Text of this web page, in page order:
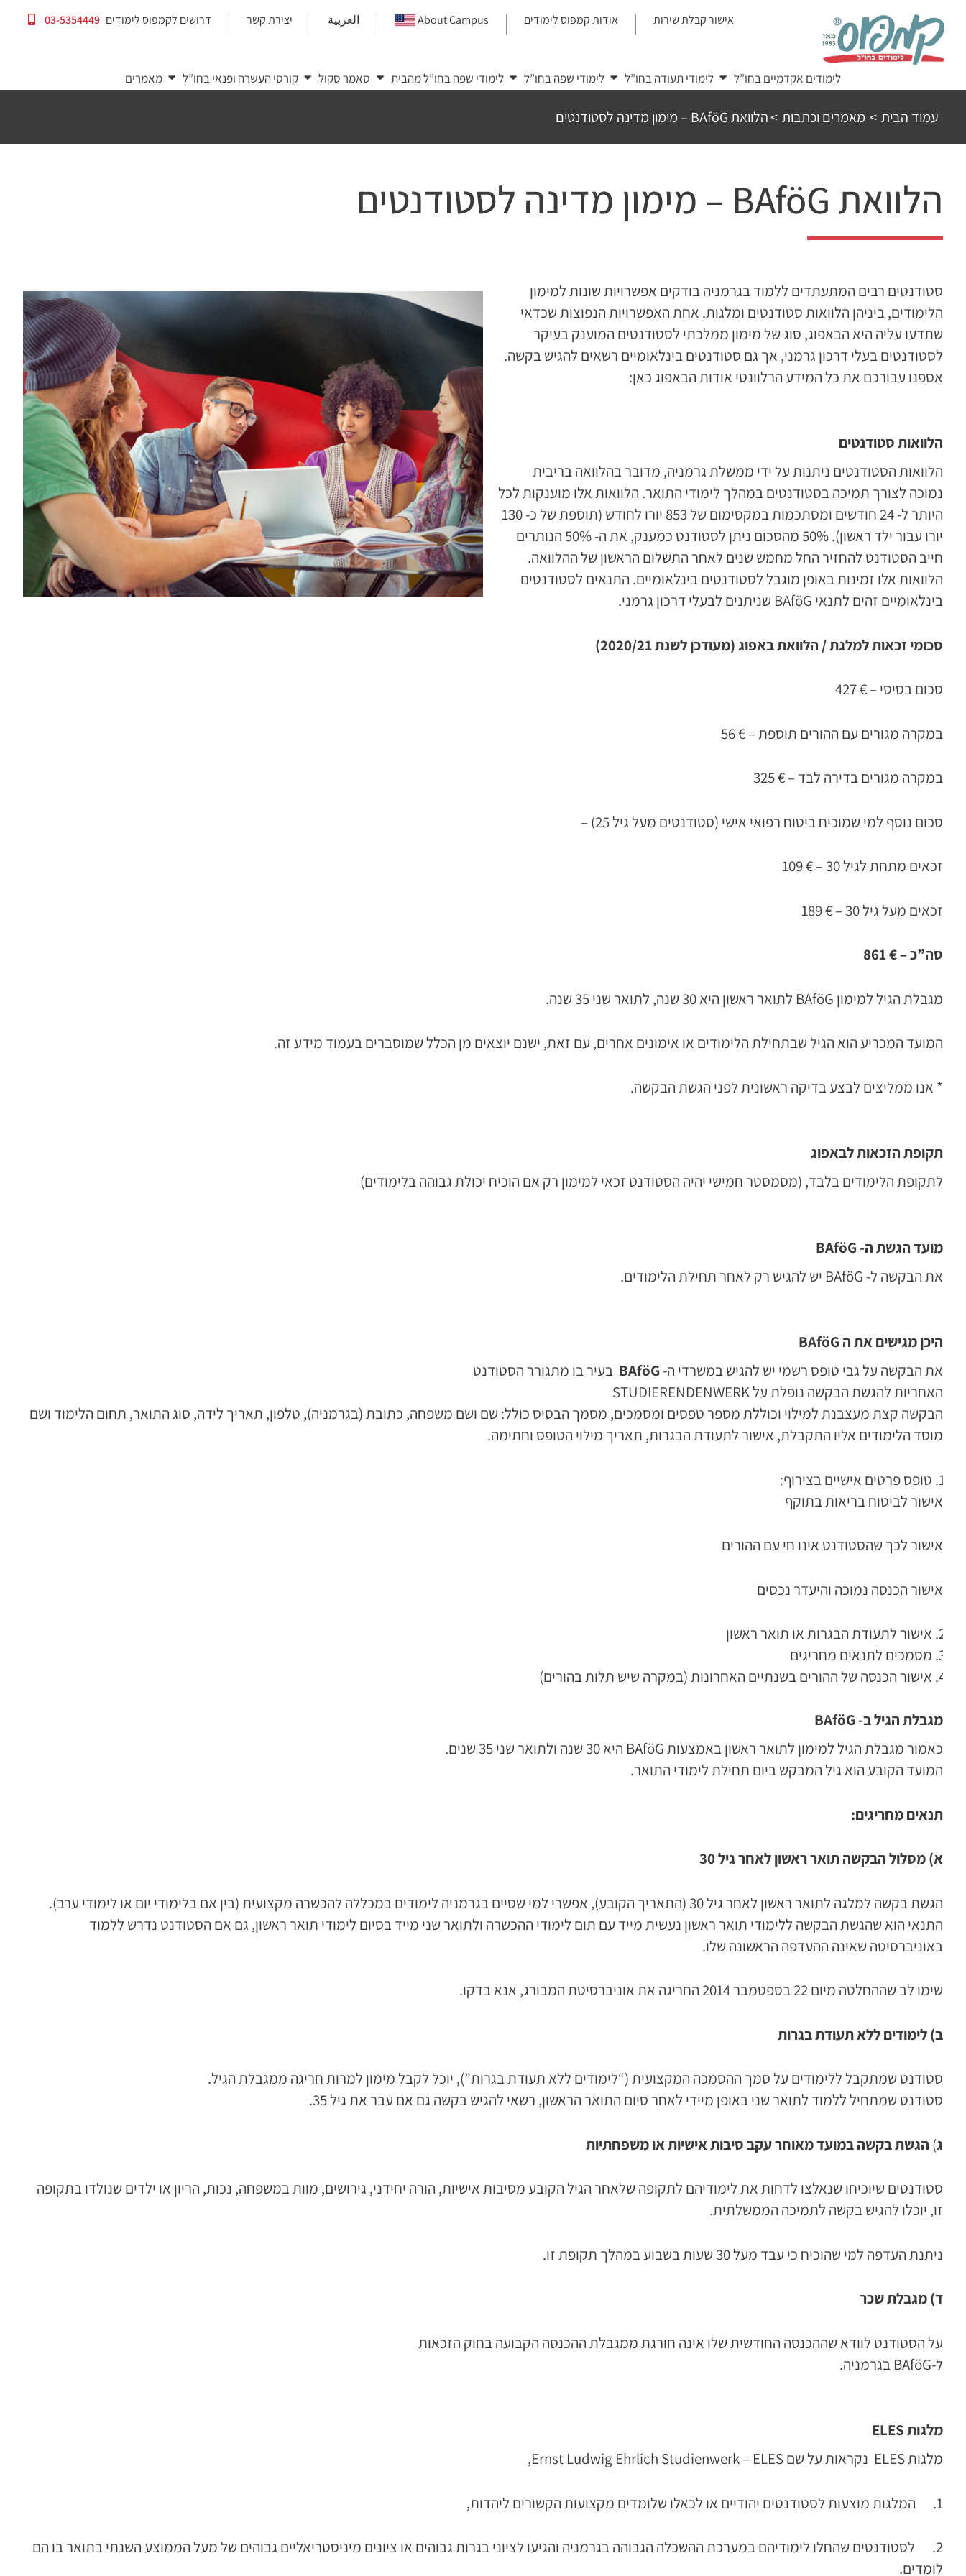
content
03-5354449 דרושים לקמפוס לימודים יצירת קשר العربية About Campus אודות קמפוס לימודים אישור קבלת שירות
לימודים אקדמיים בחו”ל לימודי תעודה בחו”ל לימודי שפה בחו”ל לימודי שפה בחו”ל מהבית סאמר סקול קורסי העשרה ופנאי בחו”ל מאמרים
עמוד הבית > מאמרים וכתבות >הלוואת BAföG – מימון מדינה לסטודנטים
הלוואת BAföG – מימון מדינה לסטודנטים
סטודנטים רבים המתעתדים ללמוד בגרמניה בודקים אפשרויות שונות למימון
הלימודים, ביניהן הלוואות סטודנטים ומלגות. אחת האפשרויות הנפוצות שכדאי
שתדעו עליה היא הבאפוג, סוג של מימון ממלכתי לסטודנטים המוענק בעיקר
לסטודנטים בעלי דרכון גרמני, אך גם סטודנטים בינלאומיים רשאים להגיש בקשה.
אספנו עבורכם את כל המידע הרלוונטי אודות הבאפוג כאן:
הלוואות סטודנטים
הלוואות הסטודנטים ניתנות על ידי ממשלת גרמניה, מדובר בהלוואה בריבית
נמוכה לצורך תמיכה בסטודנטים במהלך לימודי התואר. הלוואות אלו מוענקות לכל
היותר ל- 24 חודשים ומסתכמות במקסימום של 853 יורו לחודש (תוספת של כ- 130
יורו עבור ילד ראשון). 50% מהסכום ניתן לסטודנט כמענק, את ה- 50% הנותרים
חייב הסטודנט להחזיר החל מחמש שנים לאחר התשלום הראשון של ההלוואה.
הלוואות אלו זמינות באופן מוגבל לסטודנטים בינלאומיים. התנאים לסטודנטים
בינלאומיים זהים לתנאי BAföG שניתנים לבעלי דרכון גרמני.
סכומי זכאות למלגת / הלוואת באפוג (מעודכן לשנת 2020/21)
סכום בסיסי – € 427
במקרה מגורים עם ההורים תוספת – € 56
במקרה מגורים בדירה לבד – € 325
סכום נוסף למי שמוכיח ביטוח רפואי אישי (סטודנטים מעל גיל 25) –
זכאים מתחת לגיל 30 – € 109
זכאים מעל גיל 30 – € 189
סה”כ – € 861
מגבלת הגיל למימון BAföG לתואר ראשון היא 30 שנה, לתואר שני 35 שנה.
המועד המכריע הוא הגיל שבתחילת הלימודים או אימונים אחרים, עם זאת, ישנם יוצאים מן הכלל שמוסברים בעמוד מידע זה.
* אנו ממליצים לבצע בדיקה ראשונית לפני הגשת הבקשה.
תקופת הזכאות לבאפוג
לתקופת הלימודים בלבד, (מסמסטר חמישי יהיה הסטודנט זכאי למימון רק אם הוכיח יכולת גבוהה בלימודים)
מועד הגשת ה- BAföG
את הבקשה ל- BAföG יש להגיש רק לאחר תחילת הלימודים.
היכן מגישים את ה BAföG
את הבקשה על גבי טופס רשמי יש להגיש במשרדי ה- BAföG בעיר בו מתגורר הסטודנט
האחריות להגשת הבקשה נופלת על STUDIERENDENWERK
הבקשה קצת מעצבנת למילוי וכוללת מספר טפסים ומסמכים, מסמך הבסיס כולל: שם ושם משפחה, כתובת (בגרמניה), טלפון, תאריך לידה, סוג התואר, תחום הלימוד ושם
מוסד הלימודים אליו התקבלת, אישור לתעודת הבגרות, תאריך מילוי הטופס וחתימה.
טופס פרטים אישיים בצירוף:
אישור לביטוח בריאות בתוקף
אישור לכך שהסטודנט אינו חי עם ההורים
אישור הכנסה נמוכה והיעדר נכסים
אישור לתעודת הבגרות או תואר ראשון
מסמכים לתנאים מחריגים
אישור הכנסה של ההורים בשנתיים האחרונות (במקרה שיש תלות בהורים)
מגבלת הגיל ב- BAföG
כאמור מגבלת הגיל למימון לתואר ראשון באמצעות BAföG היא 30 שנה ולתואר שני 35 שנים.
המועד הקובע הוא גיל המבקש ביום תחילת לימודי התואר.
תנאים מחריגים:
א) מסלול הבקשה תואר ראשון לאחר גיל 30
הגשת בקשה למלגה לתואר ראשון לאחר גיל 30 (התאריך הקובע), אפשרי למי שסיים בגרמניה לימודים במכללה להכשרה מקצועית (בין אם בלימודי יום או לימודי ערב).
התנאי הוא שהגשת הבקשה ללימודי תואר ראשון נעשית מייד עם תום לימודי ההכשרה ולתואר שני מייד בסיום לימודי תואר ראשון, גם אם הסטודנט נדרש ללמוד
באוניברסיטה שאינה ההעדפה הראשונה שלו.
שימו לב שההחלטה מיום 22 בספטמבר 2014 החריגה את אוניברסיטת המבורג, אנא בדקו.
ב) לימודים ללא תעודת בגרות
סטודנט שמתקבל ללימודים על סמך ההסמכה המקצועית (“לימודים ללא תעודת בגרות”), יוכל לקבל מימון למרות חריגה ממגבלת הגיל.
סטודנט שמתחיל ללמוד לתואר שני באופן מיידי לאחר סיום התואר הראשון, רשאי להגיש בקשה גם אם עבר את גיל 35.
ג) הגשת בקשה במועד מאוחר עקב סיבות אישיות או משפחתיות
סטודנטים שיוכיחו שנאלצו לדחות את לימודיהם לתקופה שלאחר הגיל הקובע מסיבות אישיות, הורה יחידני, גירושים, מוות במשפחה, נכות, הריון או ילדים שנולדו בתקופה
זו, יוכלו להגיש בקשה לתמיכה הממשלתית.
ניתנת העדפה למי שהוכיח כי עבד מעל 30 שעות בשבוע במהלך תקופת זו.
ד) מגבלת שכר
על הסטודנט לוודא שההכנסה החודשית שלו אינה חורגת ממגבלת ההכנסה הקבועה בחוק הזכאות
ל-BAföG בגרמניה.
מלגותELES
מלגות ELES נקראות על שם Ernst Ludwig Ehrlich Studienwerk – ELES,
1. המלגות מוצעות לסטודנטים יהודיים או לכאלו שלומדים מקצועות הקשורים ליהדות,
2. לסטודנטים שהחלו לימודיהם במערכת ההשכלה הגבוהה בגרמניה והגיעו לציוני בגרות גבוהים או ציונים מיניסטריאליים גבוהים של מעל הממוצע השנתי בתואר בו הם
לומדים.